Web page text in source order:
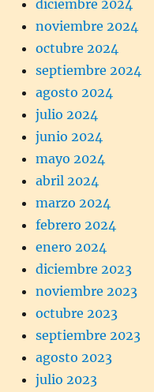
diciembre 2024
noviembre 2024
octubre 2024
septiembre 2024
agosto 2024
julio 2024
junio 2024
mayo 2024
abril 2024
marzo 2024
febrero 2024
enero 2024
diciembre 2023
noviembre 2023
octubre 2023
septiembre 2023
agosto 2023
julio 2023